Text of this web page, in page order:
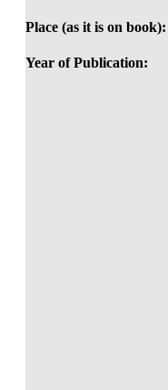
Place (as it is on book):
Year of Publication: